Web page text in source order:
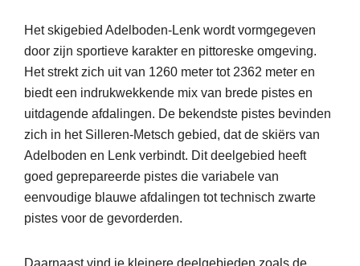
Het skigebied Adelboden-Lenk wordt vormgegeven
door zijn sportieve karakter en pittoreske omgeving.
Het strekt zich uit van 1260 meter tot 2362 meter en
biedt een indrukwekkende mix van brede pistes en
uitdagende afdalingen. De bekendste pistes bevinden
zich in het Silleren-Metsch gebied, dat de skiërs van
Adelboden en Lenk verbindt. Dit deelgebied heeft
goed geprepareerde pistes die variabele van
eenvoudige blauwe afdalingen tot technisch zwarte
pistes voor de gevorderden.
Daarnaast vind je kleinere deelgebieden zoals de